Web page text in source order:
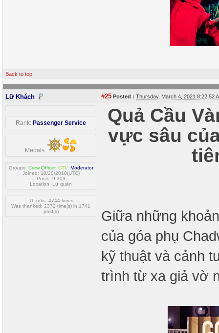
Back to top
Lữ Khách #25 Posted : Thursday, March 4, 2021 8:22:52
Rank: Passenger Service
Medals:
Groups: Crew Officer, CTV, Moderator
Joined: 10/20/2010(UTC)
Posts: 9,309
Location: Lữ quán
Thanks: 4744 times
Was thanked: 2372 time(s) in 1741
post(s)
Quả Cầu
vực sâu
Giữa những
của góa phụ
kỹ thuật và cảnh
trình từ xa giả vờ